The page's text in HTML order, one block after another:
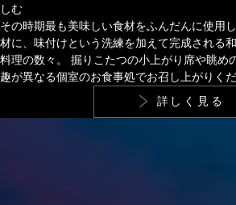
しむ
その時期最も美味しい食材をふんだんに使用し
材に、味付けという洗練を加えて完成される
料理の数々。
掘りこたつの小上がり席や眺め
趣が異なる個室のお食事処でお召し上がりくだ
詳しく見る